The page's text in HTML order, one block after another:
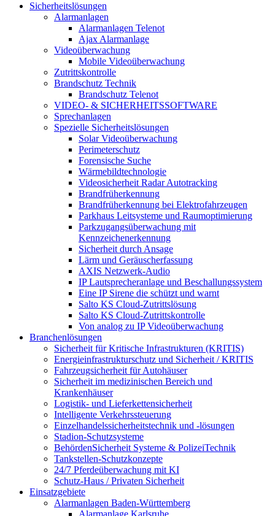
Sicherheitslösungen
Alarmanlagen
Alarmanlagen Telenot
Ajax Alarmanlage
Videoüberwachung
Mobile Videoüberwachung
Zutrittskontrolle
Brandschutz Technik
Brandschutz Telenot
VIDEO- & SICHERHEITSSOFTWARE
Sprechanlagen
Spezielle Sicherheitslösungen
Solar Videoüberwachung
Perimeterschutz
Forensische Suche
Wärmebildtechnologie
Videosicherheit Radar Autotracking​
Brandfrüherkennung
Brandfrüherkennung bei Elektrofahrzeugen
Parkhaus Leitsysteme und Raumoptimierung
Parkzugangsüberwachung mit
Kennzeichenerkennung
Sicherheit durch Ansage
Lärm und Geräuscherfassung
AXIS Netzwerk-Audio
IP Lautsprecheranlage und Beschallungssystem
Eine IP Sirene die schützt und warnt
Salto KS Cloud-Zutrittslösung
Salto KS Cloud-Zutrittskontrolle
Von analog zu IP Videoüberwachung
Branchenlösungen
Sicherheit für Kritische Infrastrukturen (KRITIS)
Energieinfrastrukturschutz und Sicherheit / KRITIS
Fahrzeugsicherheit für Autohäuser
Sicherheit im medizinischen Bereich und
Krankenhäuser
Logistik- und Lieferkettensicherheit
Intelligente Verkehrssteuerung
Einzelhandelssicherheitstechnik und -lösungen
Stadion-Schutzsysteme
BehördenSicherheit Systeme & PolizeiTechnik
Tankstellen-Schutzkonzepte​
24/7 Pferdeüberwachung mit KI
Schutz-Haus / Privaten Sicherheit
Einsatzgebiete
Alarmanlagen Baden-Württemberg
Alarmanlage Karlsruhe